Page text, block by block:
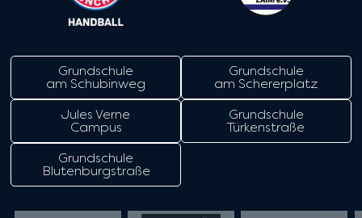
Grundschule
am Schubinweg
Grundschule
am Schererplatz
Jules Verne
Campus
Grundschule
Türkenstraße
Grundschule
Blutenburgstraße